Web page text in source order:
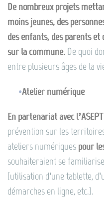
De nombreux projets
moins jeunes, des
des enfants, des parents
sur la commune. De quoi
entre plusieurs âges de la
Atelier numérique
En partenariat avec l’ASEPT
prévention sur les
ateliers numériques pour
souhaiteraient se
(utilisation d’une tablette,
démarches en ligne, etc.).